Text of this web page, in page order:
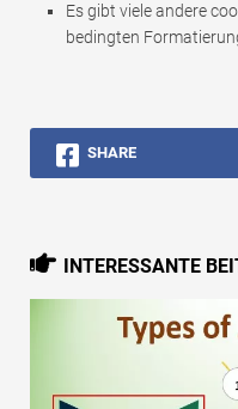
Es gibt viele andere
bedingten
SHARE
INTERESSANTE